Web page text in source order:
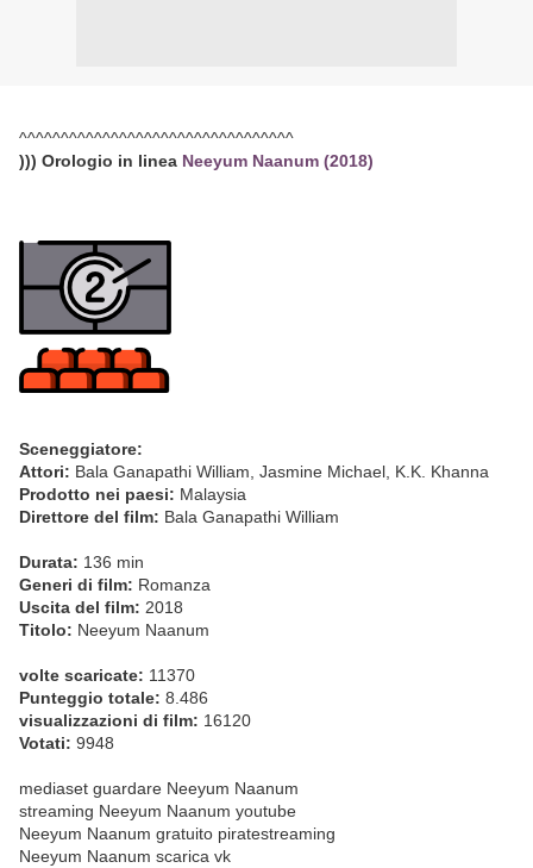
^^^^^^^^^^^^^^^^^^^^^^^^^^^^^^^^^
))) Orologio in linea Neeyum Naanum (2018)
Sceneggiatore:
Attori: Bala Ganapathi William, Jasmine Michael, K.K. Khanna
Prodotto nei paesi: Malaysia
Direttore del film: Bala Ganapathi William
Durata: 136 min
Generi di film: Romanza
Uscita del film: 2018
Titolo: Neeyum Naanum
volte scaricate: 11370
Punteggio totale: 8.486
visualizzazioni di film: 16120
Votati: 9948
mediaset guardare Neeyum Naanum
streaming Neeyum Naanum youtube
Neeyum Naanum gratuito piratestreaming
Neeyum Naanum scarica vk